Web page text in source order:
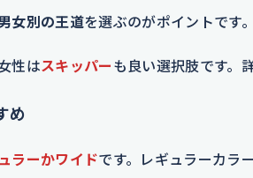
女別の王道を選ぶのがポイントです。
性はスキッパー も良い選択肢です。
め
ラーかワイドです。レギュラーカラ